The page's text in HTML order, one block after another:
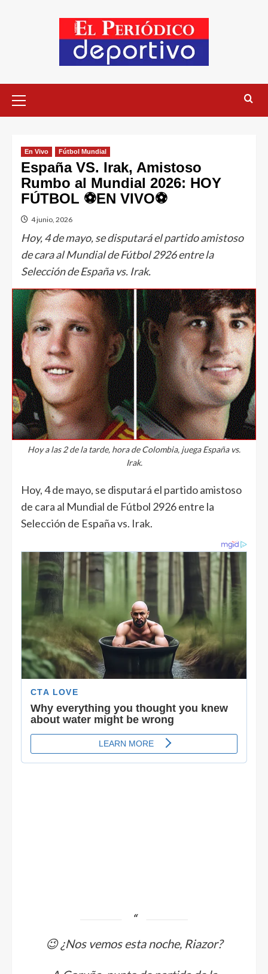
En Vivo Fútbol Mundial
España VS. Irak, Amistoso
Rumbo al Mundial 2026: HOY
FÚTBOL ⚽EN VIVO⚽
4 junio, 2026
Hoy, 4 de mayo, se disputará el partido amistoso
de cara al Mundial de Fútbol 2926 entre la
Selección de España vs. Irak.
Hoy a las 2 de la tarde, hora de Colombia, juega España vs.
Irak.
Hoy, 4 de mayo, se disputará el partido amistoso
de cara al Mundial de Fútbol 2926 entre la
Selección de España vs. Irak.
😉 ¿Nos vemos esta noche, Riazor?